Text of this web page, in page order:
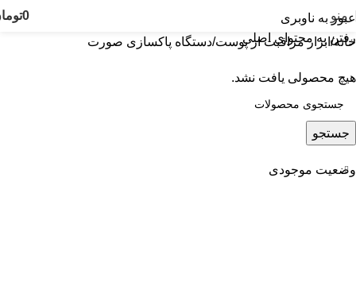
عبور به ناوبری
رفتن به محتوای اصلی
منو 0
وضعیت موجودی
خانه ابزار مراقبت از پوست دستگاه پاکسازی صورت
هیچ محصولی یافت نشد.
جستجو